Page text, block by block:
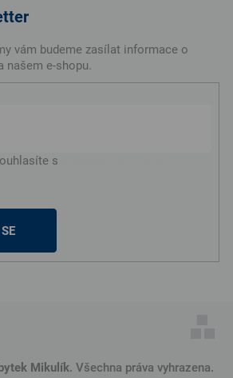
vám budeme zasílat informace o
našem e-shopu.
s
Mikulík. Všechna práva vyhrazena.